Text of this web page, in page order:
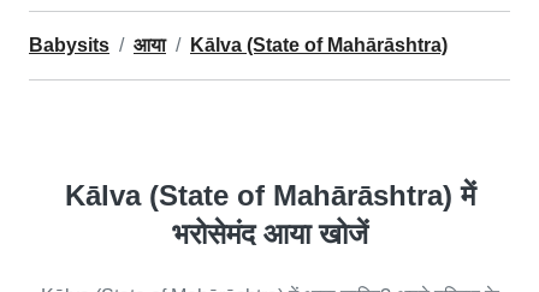
Babysits आया Kālva (State of Mahārāshtra)
Kālva (State of Mahārāshtra) में
भरोसेमंद आया खोजें